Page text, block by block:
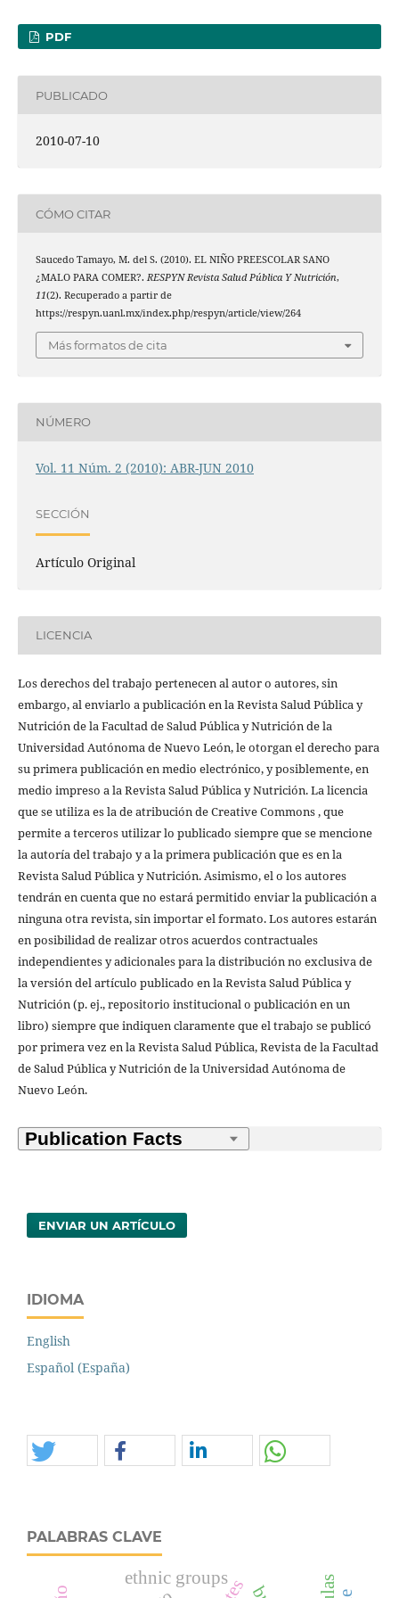
PDF
PUBLICADO
2010-07-10
CÓMO CITAR
Saucedo Tamayo, M. del S. (2010). EL NIÑO PREESCOLAR SANO
¿MALO PARA COMER?. RESPYN Revista Salud Pública Y Nutrición,
11(2). Recuperado a partir de
https://respyn.uanl.mx/index.php/respyn/article/view/264
Más formatos de cita
NÚMERO
Vol. 11 Núm. 2 (2010): ABR-JUN 2010
SECCIÓN
Artículo Original
LICENCIA
Los derechos del trabajo pertenecen al autor o autores, sin
embargo, al enviarlo a publicación en la Revista Salud Pública y
Nutrición de la Facultad de Salud Pública y Nutrición de la
Universidad Autónoma de Nuevo León, le otorgan el derecho para
su primera publicación en medio electrónico, y posiblemente, en
medio impreso a la Revista Salud Pública y Nutrición. La licencia
que se utiliza es la de atribución de Creative Commons , que
permite a terceros utilizar lo publicado siempre que se mencione
la autoría del trabajo y a la primera publicación que es en la
Revista Salud Pública y Nutrición. Asimismo, el o los autores
tendrán en cuenta que no estará permitido enviar la publicación a
ninguna otra revista, sin importar el formato. Los autores estarán
en posibilidad de realizar otros acuerdos contractuales
independientes y adicionales para la distribución no exclusiva de
la versión del artículo publicado en la Revista Salud Pública y
Nutrición (p. ej., repositorio institucional o publicación en un
libro) siempre que indiquen claramente que el trabajo se publicó
por primera vez en la Revista Salud Pública, Revista de la Facultad
de Salud Pública y Nutrición de la Universidad Autónoma de
Nuevo León.
ENVIAR UN ARTÍCULO
IDIOMA
English
Español (España)
PALABRAS CLAVE
ethnic groups